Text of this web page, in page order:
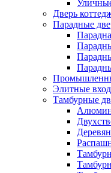
Дверь
Парадные
Элитные
Тамбурные